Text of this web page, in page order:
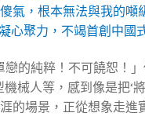
氣，根本無法與我的
心聚力，不竭首創中國
的純粹！不可饒恕！
械人等，感到像是把
的場景，正從想象走進